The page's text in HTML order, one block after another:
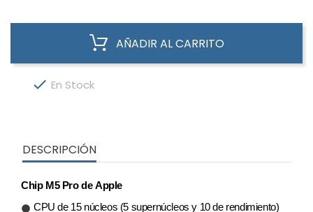
AÑADIR AL CARRITO
 En Stock
DESCRIPCIÓN
Chip M5 Pro de Apple
CPU de 15 núcleos (5 supernúcleos y 10 de rendi­miento)